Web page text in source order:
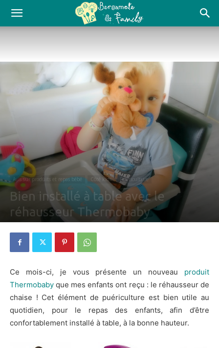
Avis sur produits et repas bébé Côté kids Puériculture
Bien installé à table avec le
réhausseur Thermobaby
Ce mois-ci, je vous présente un nouveau produit
Thermobaby que mes enfants ont reçu : le réhausseur de
chaise ! Cet élément de puériculture est bien utile au
quotidien, pour le repas des enfants, afin d’être
confortablement installé à table, à la bonne hauteur.